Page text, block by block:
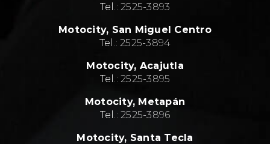
Tel.:2525-3893
Motocity, San Miguel Centro
Tel.:2525-3894
Motocity, Acajutla
Tel.:2525-3895
Motocity, Metapán
Tel.:2525-3896
Motocity, Santa Tecla